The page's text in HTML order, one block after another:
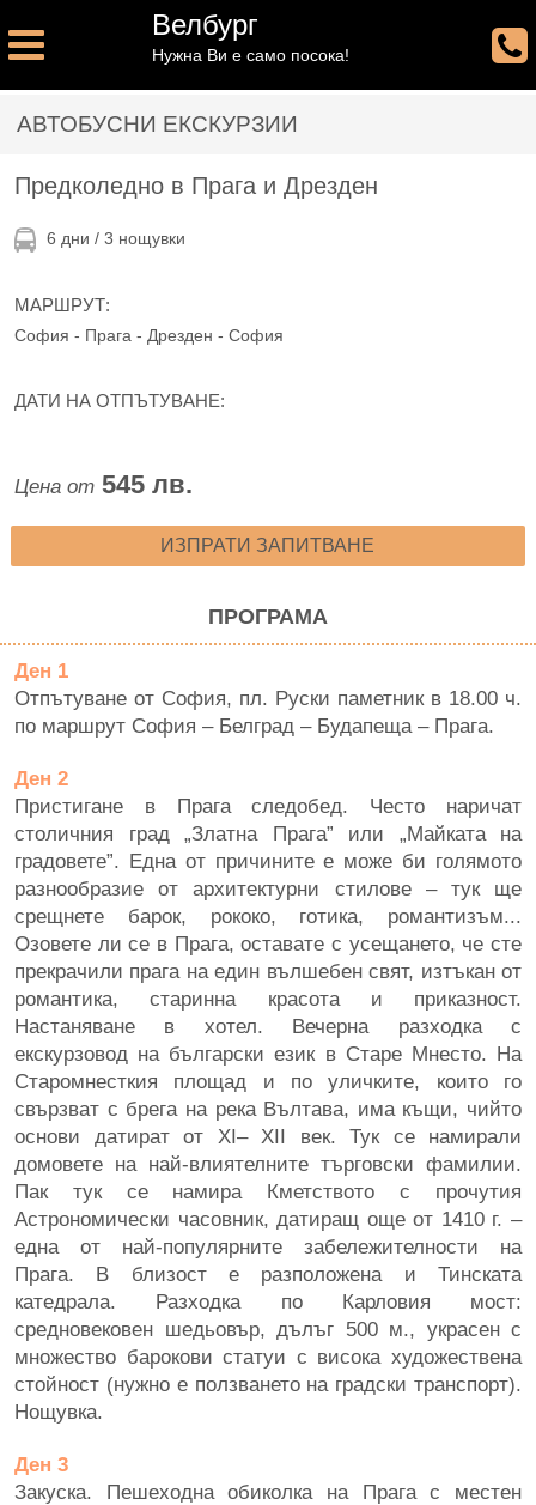
Велбург
Нужна Ви е само посока!
АВТОБУСНИ ЕКСКУРЗИИ
Предколедно в Прага и Дрезден
6 дни / 3 нощувки
МАРШРУТ:
София - Прага - Дрезден - София
ДАТИ НА ОТПЪТУВАНЕ:
Цена от 545 лв.
ИЗПРАТИ ЗАПИТВАНЕ
ПРОГРАМА
Ден 1
Отпътуване от София, пл. Руски паметник в 18.00 ч.
по маршрут София – Белград – Будапеща – Прага.
Ден 2
Пристигане в Прага следобед. Често наричат
столичния град „Златна Прага” или „Майката на
градовете”. Една от причините е може би голямото
разнообразие от архитектурни стилове – тук ще
срещнете барок, рококо, готика, романтизъм...
Озовете ли се в Прага, оставате с усещането, че сте
прекрачили прага на един вълшебен свят, изтъкан от
романтика, старинна красота и приказност.
Настаняване в хотел. Вечерна разходка с
екскурзовод на български език в Старе Мнесто. На
Старомнесткия площад и по уличките, които го
свързват с брега на река Вълтава, има къщи, чийто
основи датират от XI– XII век. Тук се намирали
домовете на най-влиятелните търговски фамилии.
Пак тук се намира Кметството с прочутия
Астрономически часовник, датиращ още от 1410 г. –
една от най-популярните забележителности на
Прага. В близост е разположена и Тинската
катедрала. Разходка по Карловия мост:
средновековен шедьовър, дълъг 500 м., украсен с
множество барокови статуи с висока художествена
стойност (нужно е ползването на градски транспорт).
Нощувка.
Ден 3
Закуска. Пешеходна обиколка на Прага с местен